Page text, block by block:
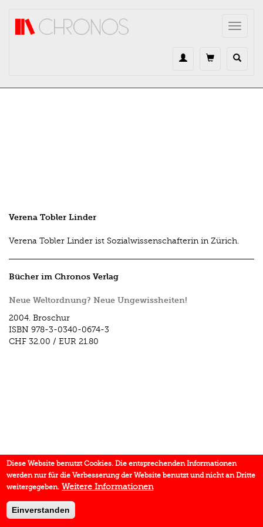
Toggle
Verena Tobler Linder
Verena Tobler Linder ist Sozialwissenschafterin in Zürich.
Bücher im Chronos Verlag
Neue Weltordnung? Neue Ungewissheiten!
2004. Broschur
ISBN 978-3-0340-0674-3
CHF 32.00 / EUR 21.80
Diese Website benutzt Cookies. Die entsprechenden Informationen
werden nur für die Verbesserung der Website benutzt und nicht an Dritte
weitergegeben. Weitere Informationen
Einverstanden